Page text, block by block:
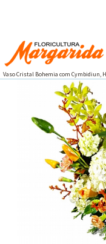
Vaso Cristal Bohemia com Cymbidiun,